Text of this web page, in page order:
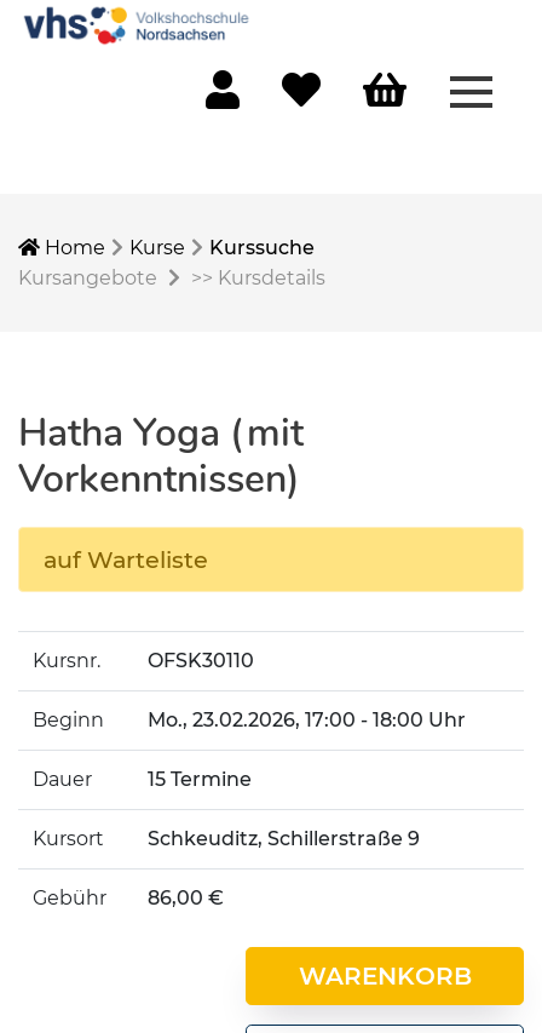
Home Kurse
Kurssuche
Kursangebote
>> Kursdetails
Hatha Yoga (mit
Vorkenntnissen)
auf Warteliste
Kursnr. OFSK30110
Beginn Mo., 23.02.2026, 17:00 - 18:00 Uhr
Dauer 15 Termine
Kursort Schkeuditz, Schillerstraße 9
Gebühr 86,00 €
WARENKORB